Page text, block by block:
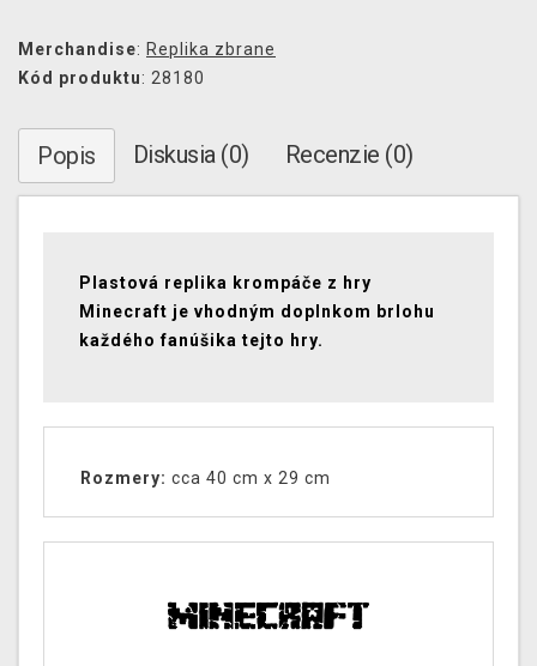
Merchandise: Replika zbrane
Kód produktu: 28180
Popis Diskusia (0) Recenzie (0)
Plastová replika krompáče z hry
Minecraft je vhodným doplnkom brlohu
každého fanúšika tejto hry.
Rozmery: cca 40 cm x 29 cm